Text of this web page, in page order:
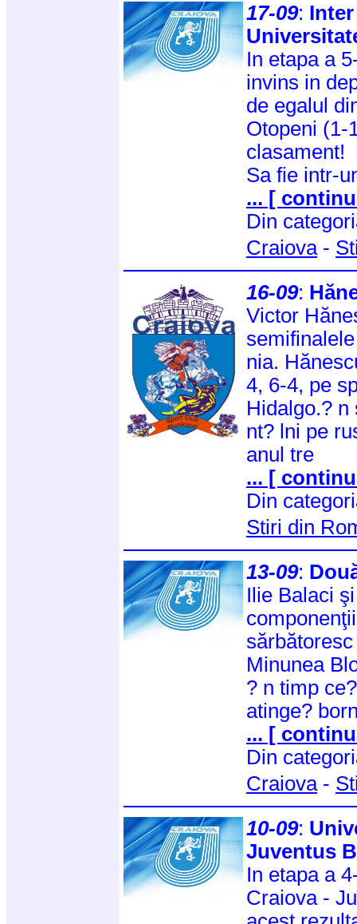
17-09:
In etapa a
invins in
de egalul
Otopeni (1-
clasament!
Sa fie intr-
... [
Din
Craiova-
16-09:
Victor
nia.
4, 6-4, pe
Hidalgo.? n
nt? lni pe
anul tre
... [
Din
Stiri din
13-09:
Ilie Balaci
Minunea
? n timp
atinge?
... [
Din
Craiova-
10-09:
Juventus
In etapa a
Craiova -